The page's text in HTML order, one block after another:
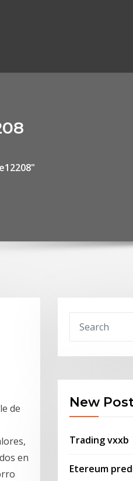
de
en
New
Trading vxxb
Etereum